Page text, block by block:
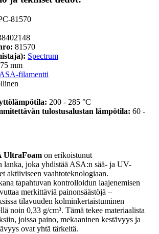
81570
81570
Spectrum
mm
ASA-filamentti
200 - 285 °C
tulostusalustan lämpötila: 60 -
UltraFoam on erikoistunut
lanka, joka yhdistää ASA:n sää- ja UV-
aktiiviseen vaahtoteknologiaan.
tapahtuvan kontrolloidun laajenemisen
merkittäviä painonsäästöjä –
tilavuuden kolminkertaistuminen
noin 0,33 g/cm³. Tämä tekee materiaalista
joissa paino, mekaaninen kestävyys ja
ovat yhtä tärkeitä.